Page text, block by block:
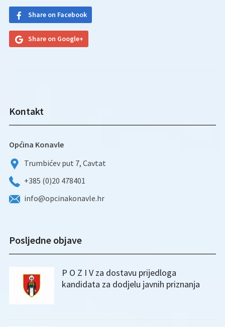
Share on Facebook
Share on Google+
Kontakt
Općina Konavle
Trumbićev put 7, Cavtat
+385 (0)20 478401
info@opcinakonavle.hr
Posljedne objave
P O Z I V za dostavu prijedloga
kandidata za dodjelu javnih priznanja